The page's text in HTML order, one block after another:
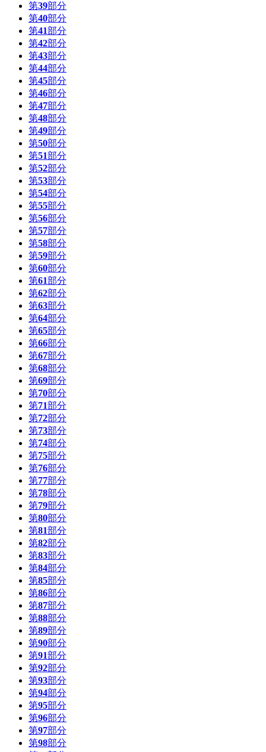
第39部分
第40部分
第41部分
第42部分
第43部分
第44部分
第45部分
第46部分
第47部分
第48部分
第49部分
第50部分
第51部分
第52部分
第53部分
第54部分
第55部分
第56部分
第57部分
第58部分
第59部分
第60部分
第61部分
第62部分
第63部分
第64部分
第65部分
第66部分
第67部分
第68部分
第69部分
第70部分
第71部分
第72部分
第73部分
第74部分
第75部分
第76部分
第77部分
第78部分
第79部分
第80部分
第81部分
第82部分
第83部分
第84部分
第85部分
第86部分
第87部分
第88部分
第89部分
第90部分
第91部分
第92部分
第93部分
第94部分
第95部分
第96部分
第97部分
第98部分